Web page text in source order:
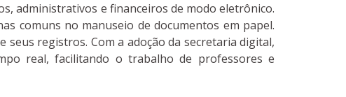
administrativos e financeiros de modo eletrônico.
comuns no manuseio de documentos em papel.
registros. Com a adoção da secretaria digital,
real, facilitando o trabalho de professores e